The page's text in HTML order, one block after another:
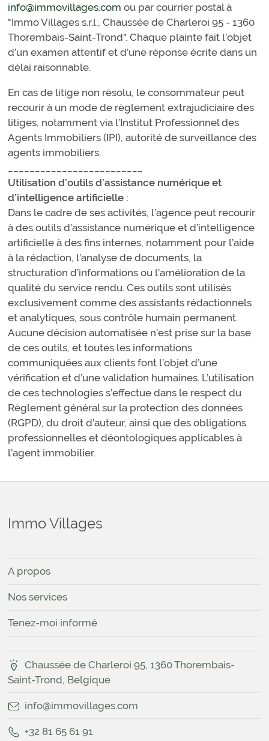
info@immovillages.com ou par courrier postal à
"Immo Villages s.r.l., Chaussée de Charleroi 95 - 1360
Thorembais-Saint-Trond". Chaque plainte fait l’objet
d’un examen attentif et d’une réponse écrite dans un
délai raisonnable.
En cas de litige non résolu, le consommateur peut
recourir à un mode de règlement extrajudiciaire des
litiges, notamment via l’Institut Professionnel des
Agents Immobiliers (IPI), autorité de surveillance des
agents immobiliers.
Utilisation d’outils d’assistance numérique et
d’intelligence artificielle :
Dans le cadre de ses activités, l’agence peut recourir
à des outils d’assistance numérique et d’intelligence
artificielle à des fins internes, notamment pour l’aide
à la rédaction, l’analyse de documents, la
structuration d’informations ou l’amélioration de la
qualité du service rendu. Ces outils sont utilisés
exclusivement comme des assistants rédactionnels
et analytiques, sous contrôle humain permanent.
Aucune décision automatisée n’est prise sur la base
de ces outils, et toutes les informations
communiquées aux clients font l’objet d’une
vérification et d’une validation humaines. L’utilisation
de ces technologies s’effectue dans le respect du
Règlement général sur la protection des données
(RGPD), du droit d’auteur, ainsi que des obligations
professionnelles et déontologiques applicables à
l’agent immobilier.
Immo Villages
A propos
Nos services
Tenez-moi informé
Chaussée de Charleroi 95, 1360 Thorembais-
Saint-Trond, Belgique
info@immovillages.com
+32 81 65 61 91